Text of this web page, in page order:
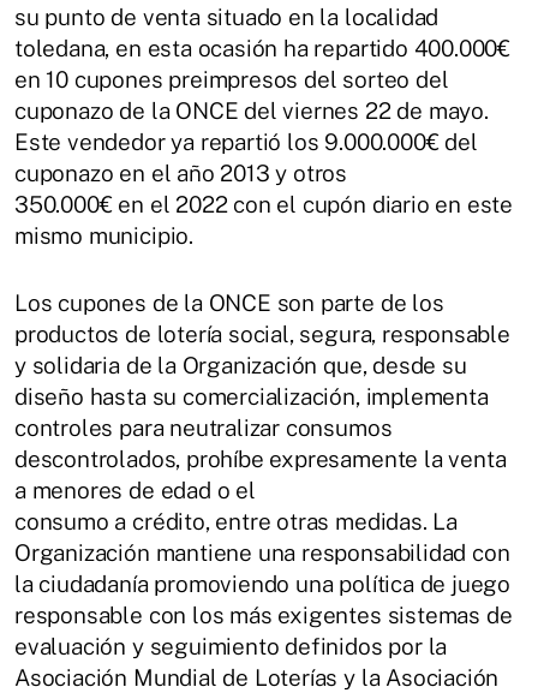
su punto de venta situado en la localidad
toledana, en esta ocasión ha repartido 400.000€
en 10 cupones preimpresos del sorteo del
cuponazo de la ONCE del viernes 22 de mayo.
Este vendedor ya repartió los 9.000.000€ del
cuponazo en el año 2013 y otros
350.000€ en el 2022 con el cupón diario en este
mismo municipio.
Los cupones de la ONCE son parte de los
productos de lotería social, segura, responsable
y solidaria de la Organización que, desde su
diseño hasta su comercialización, implementa
controles para neutralizar consumos
descontrolados, prohíbe expresamente la venta
a menores de edad o el
consumo a crédito, entre otras medidas. La
Organización mantiene una responsabilidad con
la ciudadanía promoviendo una política de juego
responsable con los más exigentes sistemas de
evaluación y seguimiento definidos por la
Asociación Mundial de Loterías y la Asociación